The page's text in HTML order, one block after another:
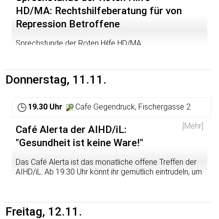
HD/MA: Rechtshilfeberatung für von
Repression Betroffene
Sprechstunde der Roten Hilfe HD/MA:
Böse Post von Polizei und Staatsanwaltschaft nach
einer Demo? Fragen, wie es nach der Festnahme bei der
Tipps zum Umgang damit benötigen, können von 19 bis
HD/MA treffen und mit ihnen das weitere Vorgehen
besprechen.
Bitte bringt eine Maske mit und denkt an die geltenden
Kontaktbeschränkungen.
Donnerstag, 11.11.
19.30 Uhr Cafe Gegendruck, Fischergasse 2
[Mehr]
Café Alerta der AIHD/iL:
"Gesundheit ist keine Ware!"
Das Café Alerta ist das monatliche offene Treffen der
AIHD/iL. Ab 19.30 Uhr könnt ihr gemütlich eintrudeln, um
Diskussionen bei einem kühlen Getränk zu haben. Und
selbstverständlich gibt es zurzeit auch jede Menge
Freitag, 12.11.